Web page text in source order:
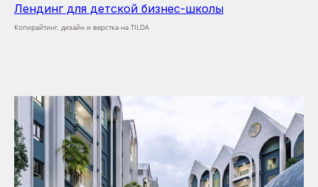
Лендинг для детской бизнес-школы
Копирайтинг, дизайн и верстка на TILDA